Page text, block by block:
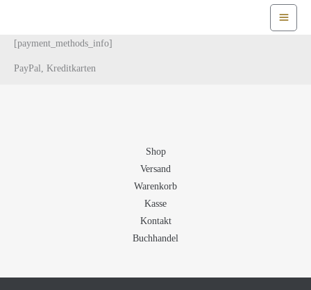
springen[payment_methods_info]
PayPal, Kreditkarten
Shop
Versand
Warenkorb
Kasse
Kontakt
Buchhandel